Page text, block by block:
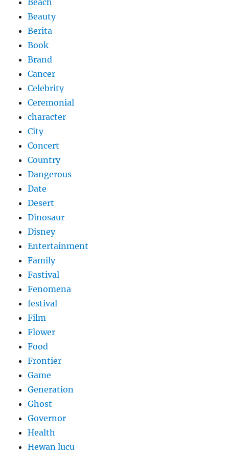
Beauty
Berita
Book
Brand
Cancer
Celebrity
Ceremonial
character
City
Concert
Country
Dangerous
Date
Desert
Dinosaur
Disney
Entertainment
Family
Fastival
Fenomena
festival
Film
Flower
Food
Frontier
Game
Generation
Ghost
Governor
Health
Hewan lucu